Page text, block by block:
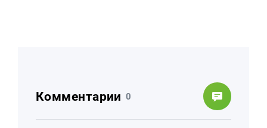
Комментарии 0